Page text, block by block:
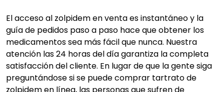
El acceso al zolpidem en venta es instantáneo y la
guía de pedidos paso a paso hace que obtener los
medicamentos sea más fácil que nunca. Nuestra
atención las 24 horas del día garantiza la completa
satisfacción del cliente. En lugar de que la gente siga
preguntándose si se puede comprar tartrato de